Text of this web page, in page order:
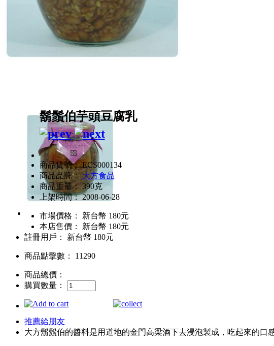
鬍鬚伯芋頭豆腐乳
商品貨號： ECS000134
商品品牌：大方食品
商品重量： 390克
上架時間： 2008-06-28
市場價格： 新台幣 180元
本店售價： 新台幣 180元
註冊用戶： 新台幣 180元
商品點擊數： 11290
商品總價：
購買數量：
推薦給朋友
大方鬍鬚伯的醬料是用道地的金門高梁酒下去浸泡製成，吃起來的